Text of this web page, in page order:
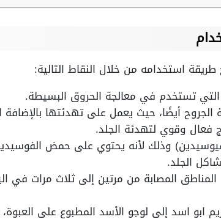
استخدامه من خلال النقاط التالية:
التي تستخدم في معالجة الحروق البسيطة.
أيضًا، حيث يعمل على تهدئتها بالإضافة
فعال وقوي لتهدئة الجلد.
وذلك لأنه يحتوي على حمض
الجلد.
المصابة من مرتين إلى ثلاث مرات في
ابو اسد إلى لوجو الأسد المطبوع على